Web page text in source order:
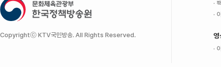
Copyrightⓒ KTV국민방송. All Rights Reserved. 영